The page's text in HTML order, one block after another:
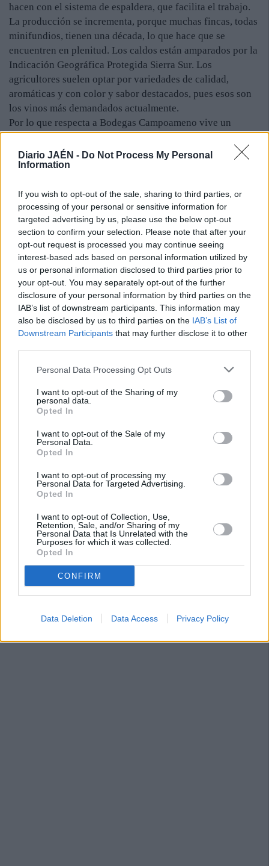
Diario JAÉN - Do Not Process My Personal
Information
If you wish to opt-out of the sale, sharing to third parties, or
processing of your personal or sensitive information for
targeted advertising by us, please use the below opt-out
section to confirm your selection. Please note that after your
opt-out request is processed you may continue seeing
interest-based ads based on personal information utilized by
us or personal information disclosed to third parties prior to
your opt-out. You may separately opt-out of the further
disclosure of your personal information by third parties on the
IAB’s list of downstream participants. This information may
also be disclosed by us to third parties on the IAB’s List of
Downstream Participants that may further disclose it to other
Personal Data Processing Opt Outs
I want to opt-out of the Sharing of my
personal data.
Opted In
I want to opt-out of the Sale of my
Personal Data.
Opted In
I want to opt-out of processing my
Personal Data for Targeted Advertising.
Opted In
I want to opt-out of Collection, Use,
Retention, Sale, and/or Sharing of my
Personal Data that Is Unrelated with the
Purposes for which it was collected.
Opted In
CONFIRM
Data Deletion Data Access Privacy Policy
hacen con el sistema de espaldera, que facilita el trabajo.
La producción se incrementa, porque muchas fincas, todas
minifundios, tienen una década, lo que hace que se
encuentren en plenitud. Los caldos están amparados por la
Indicación Geográfica Protegida Sierra Sur. Los
agricultores suelen optar por variedades de calidad,
aromáticas y con color y sabor destacados, pues esos son
los vinos más demandados actualmente.
Por lo que respecta a Bodegas Campoameno vive un
proceso de expansión plasmada en la plantación, este año,
de viñedo propio. Su género se vende en un 95% en la
provincia de Jaén, aunque cada vez es más solicitado en
Una de las principales apuestas son los espumosos, que
alcanzarán esta campaña las 30.000 botellas, muy por
encima del millar con el que se empezó. Se comercializa
como Matahermosa Brut Nature y como semiseco. Estos
“cavas” alcalaínos se impulsarán gracias principalmente a
la plantación de chardonnay realizada en el entorno de la
Peña del Yeso, muy cerca de la carretera N-432.